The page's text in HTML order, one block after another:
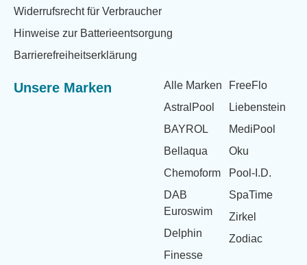
Widerrufsrecht für Verbraucher
Hinweise zur Batterieentsorgung
Barrierefreiheitserklärung
Unsere Marken
Alle Marken
AstralPool
BAYROL
Bellaqua
Chemoform
DAB
Euroswim
Delphin
Finesse
FreeFlo
Liebenstein
MediPool
Oku
Pool-I.D.
SpaTime
Zirkel
Zodiac